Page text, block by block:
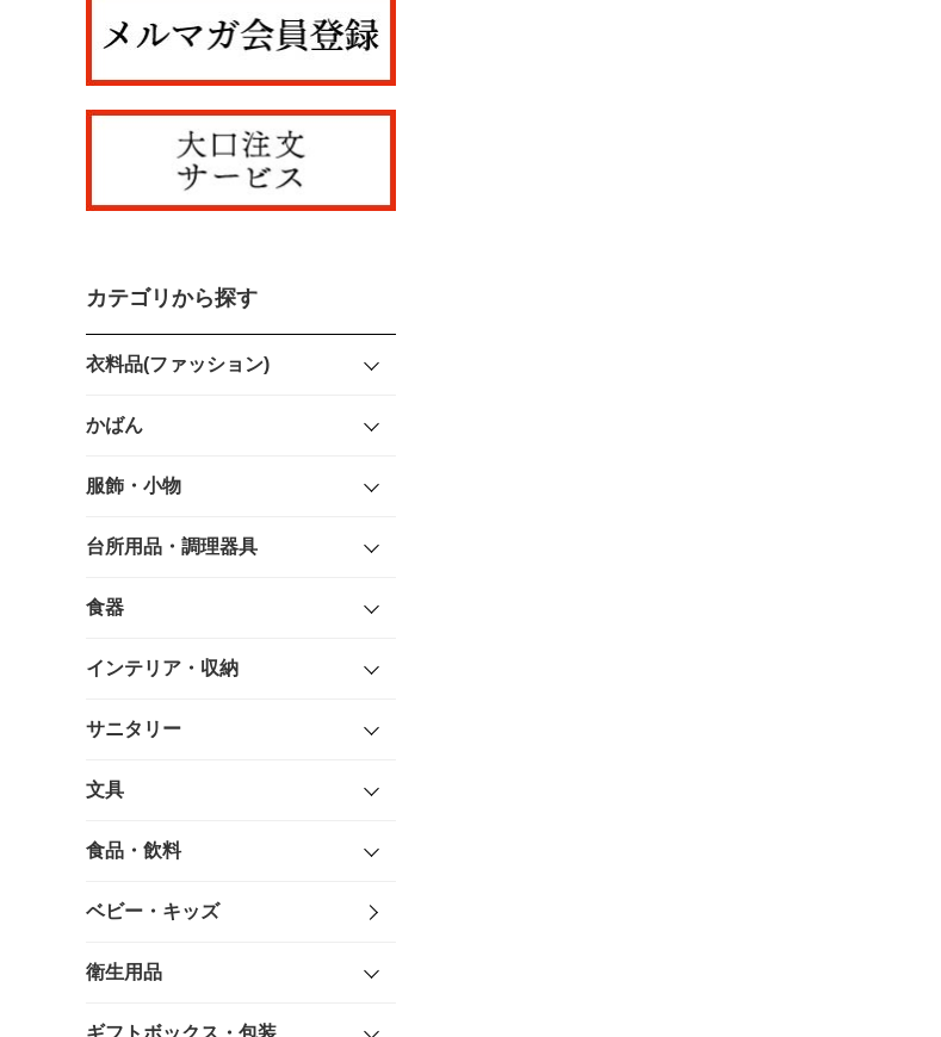
カテゴリから探す
衣料品(ファッション)
かばん
服飾・小物
台所用品・調理器具
食器
インテリア・収納
サニタリー
文具
食品・飲料
ベビー・キッズ
衛生用品